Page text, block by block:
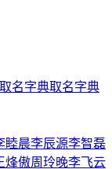
取名字典
睦晨李辰源李智磊
烽傲周玲晚李飞云